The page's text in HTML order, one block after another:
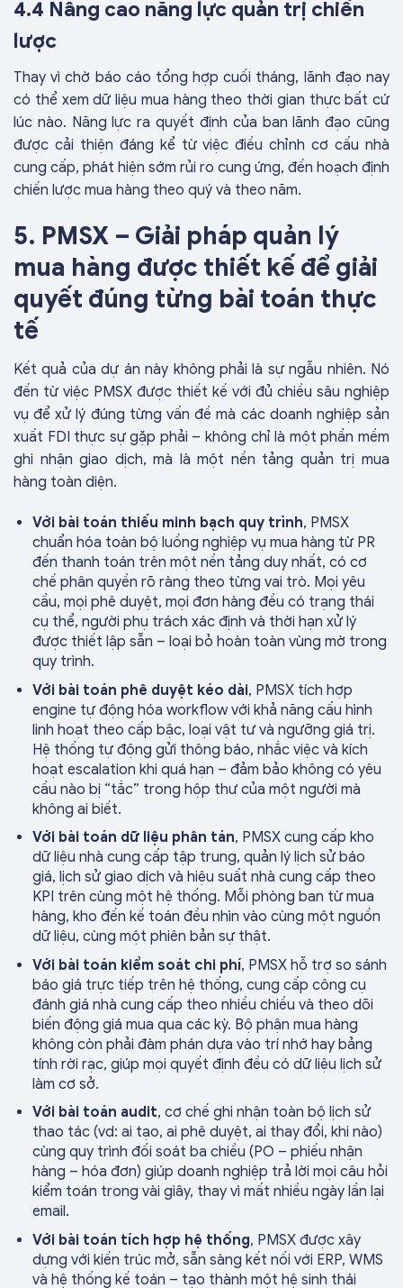
4.4 Nâng cao năng lực quản trị chiến
lược
Thay vì chờ báo cáo tổng hợp cuối tháng, lãnh đạo nay
có thể xem dữ liệu mua hàng theo thời gian thực bất cứ
lúc nào. Năng lực ra quyết định của ban lãnh đạo cũng
được cải thiện đáng kể từ việc điều chỉnh cơ cấu nhà
cung cấp, phát hiện sớm rủi ro cung ứng, đến hoạch định
chiến lược mua hàng theo quý và theo năm.
5. PMSX – Giải pháp quản lý
mua hàng được thiết kế để giải
quyết đúng từng bài toán thực
tế
Kết quả của dự án này không phải là sự ngẫu nhiên. Nó
đến từ việc PMSX được thiết kế với đủ chiều sâu nghiệp
vụ để xử lý đúng từng vấn đề mà các doanh nghiệp sản
xuất FDI thực sự gặp phải – không chỉ là một phần mềm
ghi nhận giao dịch, mà là một nền tảng quản trị mua
hàng toàn diện.
Với bài toán thiếu minh bạch quy trình, PMSX
chuẩn hóa toàn bộ luồng nghiệp vụ mua hàng từ PR
đến thanh toán trên một nền tảng duy nhất, có cơ
chế phân quyền rõ ràng theo từng vai trò. Mọi yêu
cầu, mọi phê duyệt, mọi đơn hàng đều có trạng thái
cụ thể, người phụ trách xác định và thời hạn xử lý
được thiết lập sẵn – loại bỏ hoàn toàn vùng mờ trong
quy trình.
Với bài toán phê duyệt kéo dài, PMSX tích hợp
engine tự động hóa workflow với khả năng cấu hình
linh hoạt theo cấp bậc, loại vật tư và ngưỡng giá trị.
Hệ thống tự động gửi thông báo, nhắc việc và kích
hoạt escalation khi quá hạn – đảm bảo không có yêu
cầu nào bị “tắc” trong hộp thư của một người mà
không ai biết.
Với bài toán dữ liệu phân tán, PMSX cung cấp kho
dữ liệu nhà cung cấp tập trung, quản lý lịch sử báo
giá, lịch sử giao dịch và hiệu suất nhà cung cấp theo
KPI trên cùng một hệ thống. Mỗi phòng ban từ mua
hàng, kho đến kế toán đều nhìn vào cùng một nguồn
dữ liệu, cùng một phiên bản sự thật.
Với bài toán kiểm soát chi phí, PMSX hỗ trợ so sánh
báo giá trực tiếp trên hệ thống, cung cấp công cụ
đánh giá nhà cung cấp theo nhiều chiều và theo dõi
biến động giá mua qua các kỳ. Bộ phận mua hàng
không còn phải đàm phán dựa vào trí nhớ hay bảng
tính rời rạc, giúp mọi quyết định đều có dữ liệu lịch sử
làm cơ sở.
Với bài toán audit, cơ chế ghi nhận toàn bộ lịch sử
thao tác (vd: ai tạo, ai phê duyệt, ai thay đổi, khi nào)
cùng quy trình đối soát ba chiều (PO – phiếu nhận
hàng – hóa đơn) giúp doanh nghiệp trả lời mọi câu hỏi
kiểm toán trong vài giây, thay vì mất nhiều ngày lần lại
email.
Với bài toán tích hợp hệ thống, PMSX được xây
dựng với kiến trúc mở, sẵn sàng kết nối với ERP, WMS
và hệ thống kế toán – tạo thành một hệ sinh thái